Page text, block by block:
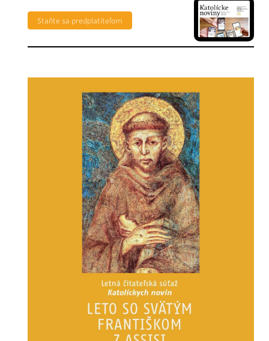
Staňte sa predplatiteľom